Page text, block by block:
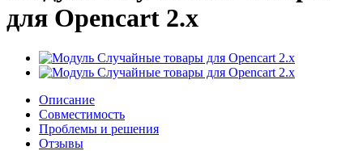
для Opencart 2.x
Описание
Совместимость
Проблемы и решения
Отзывы